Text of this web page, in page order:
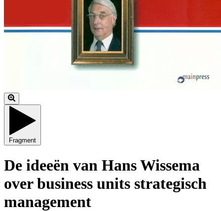
Fragment
De ideeën van Hans Wissema
over business units strategisch
management